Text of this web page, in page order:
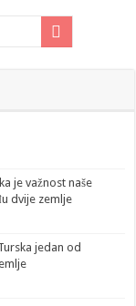
je važnost naše
dvije zemlje
jedan od